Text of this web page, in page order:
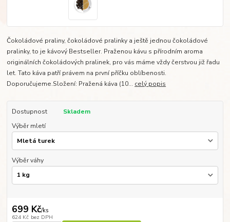
Čokoládové praliny, čokoládové pralinky a ještě jednou čokoládové
pralinky, to je kávový Bestseller. Praženou kávu s přírodním aroma
originálních čokoládových pralinek, pro vás máme vždy čerstvou již řadu
let. Tato káva patří právem na první příčku oblíbenosti.
Doporučujeme.Složení: Pražená káva (10... celý popis
Dostupnost
Skladem
Výběr mletí
Výběr váhy
699 Kč/ks
624 Kč bez DPH